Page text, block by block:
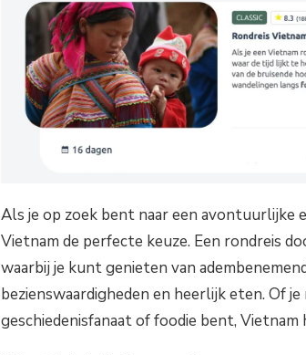
Als je op zoek bent naar een avontuurlijke
Vietnam de perfecte keuze. Een rondreis
waarbij je kunt genieten van
bezienswaardigheden en heerlijk eten. Of
geschiedenisfanaat of foodie bent,